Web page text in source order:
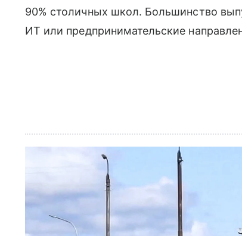
90% столичных школ. Большинство
ИТ или предпринимательские